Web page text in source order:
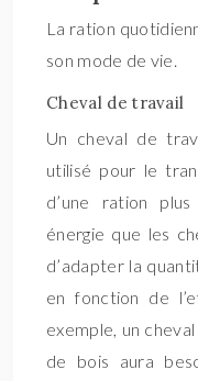
La ration
son mode de vie.
Cheval de travail
Un cheval de
utilisé pour le
d’une ration
énergie que les
d’adapter la
en fonction de
exemple, un
de bois aura